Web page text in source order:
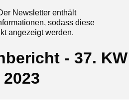
Newsletter enthält
sodass diese
angezeigt werden.
- 37. KW
2023